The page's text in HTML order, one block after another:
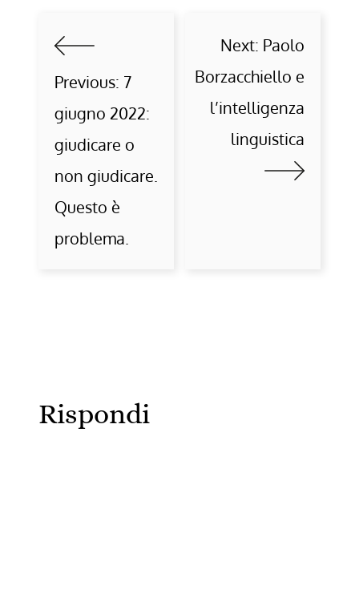
Previous: 7
giugno 2022:
giudicare o
non giudicare.
Questo è
problema.
Next: Paolo
Borzacchiello e
l’intelligenza
linguistica
Rispondi